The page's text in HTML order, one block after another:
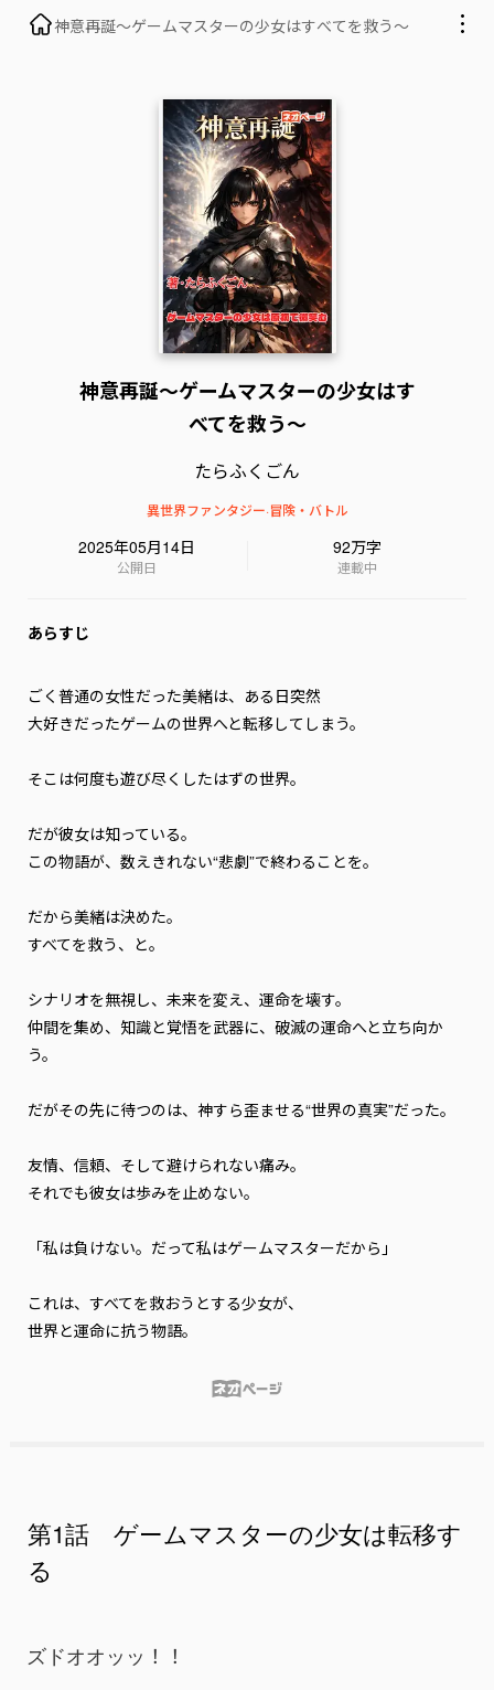
神意再誕～ゲームマスターの少女はすべてを救う～
神意再誕～ゲームマスターの少女はす
べてを救う～
たらふくごん
異世界ファンタジー·冒険・バトル
2025年05月14日
公開日
92万字
連載中
あらすじ
ごく普通の女性だった美緒は、ある日突然――
大好きだったゲームの世界へと転移してしまう。
そこは何度も遊び尽くしたはずの世界。
だが彼女は知っている。
この物語が、数えきれない“悲劇”で終わることを。
だから美緒は決めた。
――すべてを救う、と。
シナリオを無視し、未来を変え、運命を壊す。
仲間を集め、知識と覚悟を武器に、破滅の運命へと立ち向か
う。
だがその先に待つのは、神すら歪ませる“世界の真実”だった。
友情、信頼、そして避けられない痛み。
それでも彼女は歩みを止めない。
「私は負けない。だって私はゲームマスターだから」
これは、すべてを救おうとする少女が、
第1話 ゲームマスターの少女は転移す
る
ズドオオッッ！！